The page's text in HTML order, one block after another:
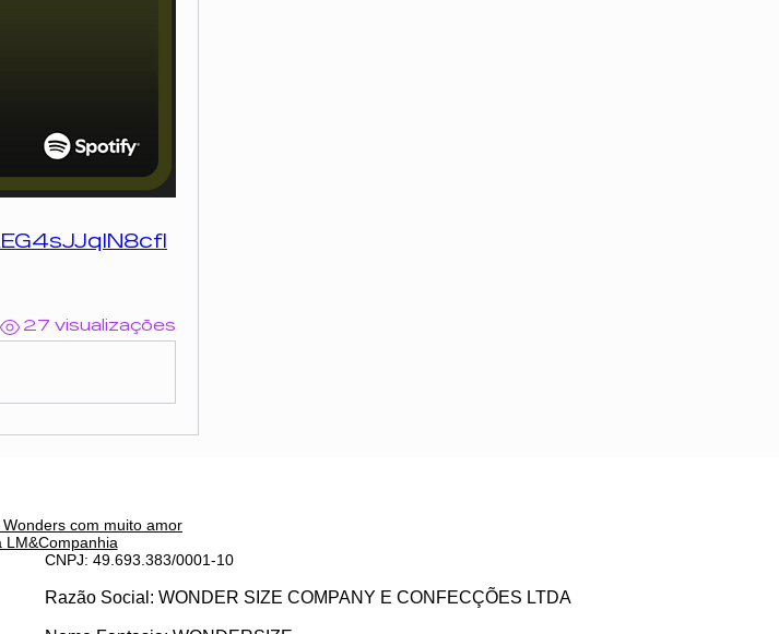
27 visualizações
com muito amor
LM&Companhia
CNPJ: 49.693.383/0001-10
Razão Social: WONDER SIZE COMPANY E CONFECÇÕES LTDA